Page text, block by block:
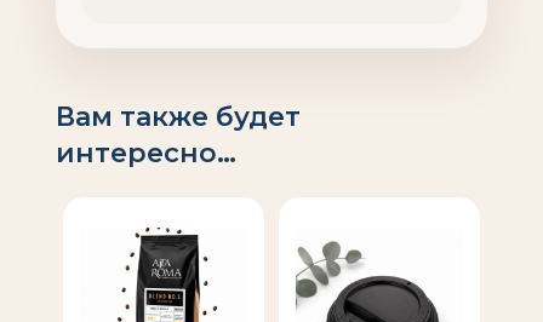
Вам также будет
интересно…